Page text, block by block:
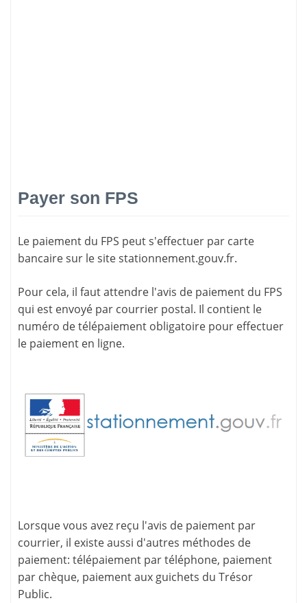
Payer son FPS
Le paiement du FPS peut s'effectuer par carte
bancaire sur le sitestationnement.gouv.fr.
Pour cela, il faut attendre l'avis de paiement du FPS
qui est envoyé par courrier postal. Il contient le
numéro de télépaiement obligatoire pour effectuer
le paiement en ligne.
Lorsque vous avez reçu l'avis de paiement par
courrier, il existe aussi d'autres méthodes de
paiement: télépaiement par téléphone, paiement
par chèque, paiement aux guichets du Trésor
Public.